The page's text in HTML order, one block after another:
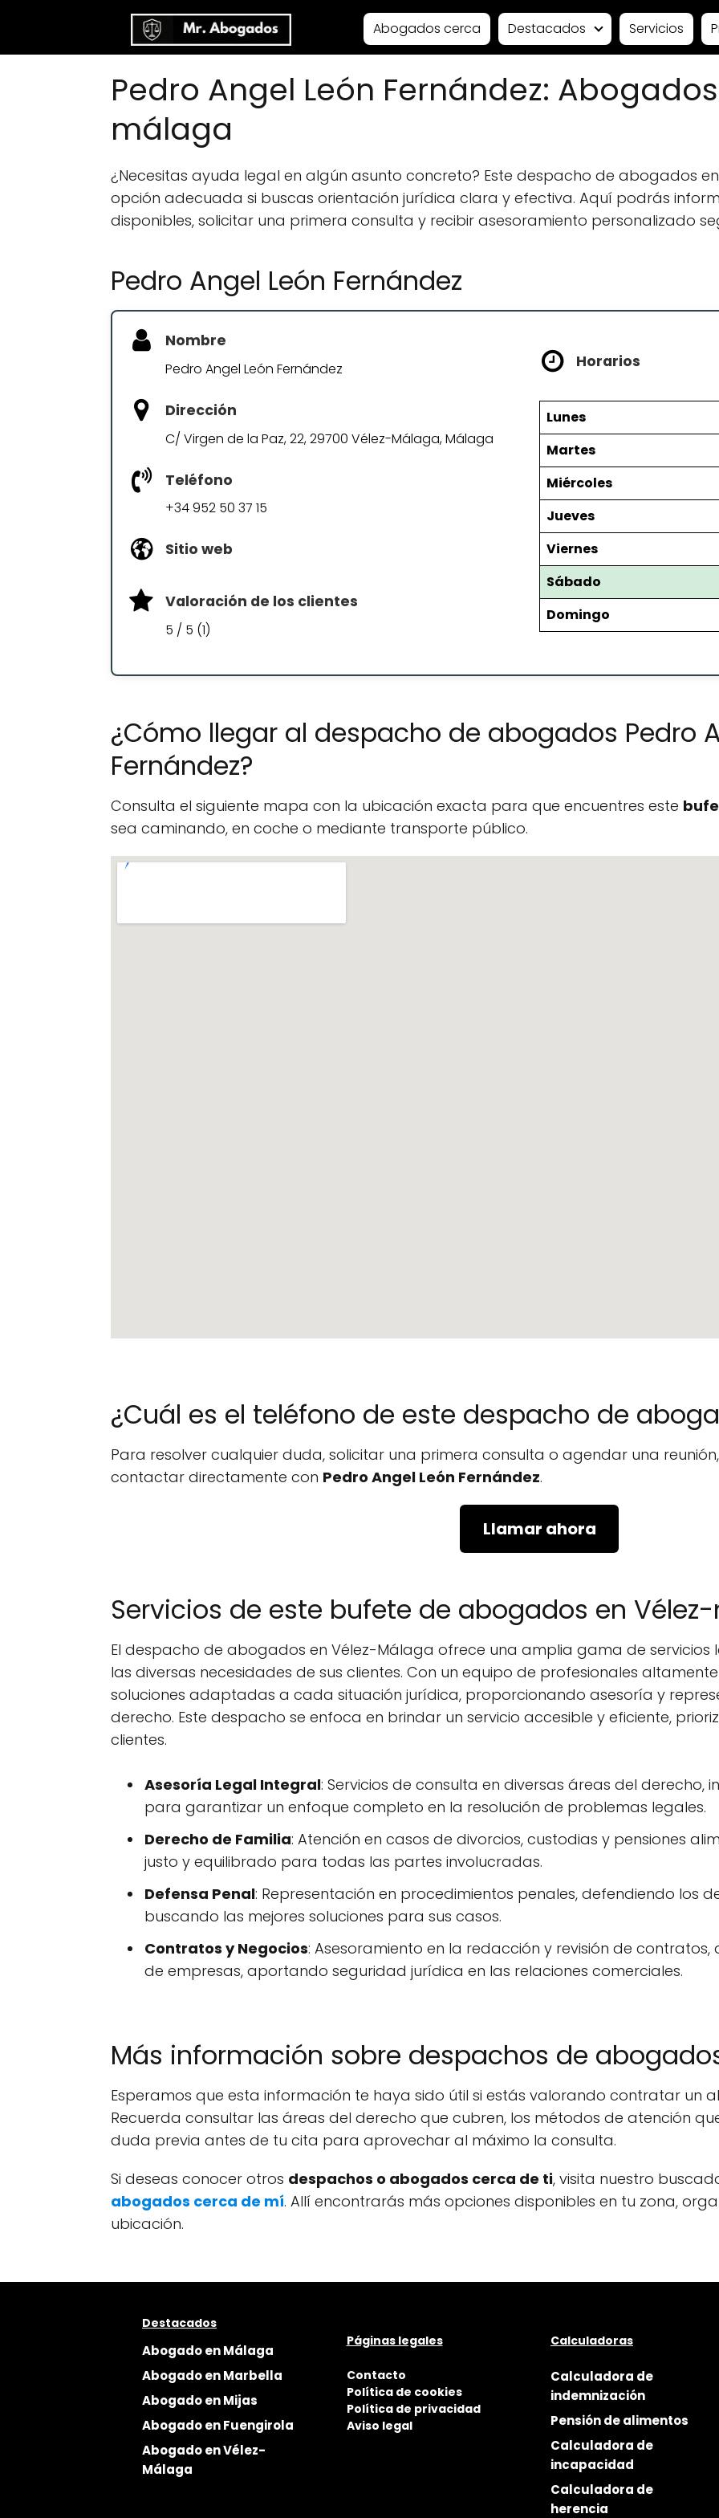
Abogados cerca Destacados Servicios
Pedro Angel León Fernández:
málaga
¿Necesitas ayuda legal en algún asunto concreto? Este despacho de abogados
opción adecuada si buscas orientación jurídica clara y efectiva. Aquí podrás
disponibles, solicitar una primera consulta y recibir asesoramiento personalizado
Pedro Angel León Fernández
Nombre
Pedro Angel León Fernández
Dirección
C/ Virgen de la Paz, 22, 29700 Vélez-Málaga, Málaga
Teléfono
+34 952 50 37 15
Sitio web
Valoración de los clientes
5 / 5 (1)
Horarios
Lunes
Martes
Miércoles
Jueves
Viernes
Sábado
Domingo
¿Cómo llegar al despacho de abogados Pedro
Fernández?
Consulta el siguiente mapa con la ubicación exacta para que encuentres este
sea caminando, en coche o mediante transporte público.
¿Cuál es el teléfono de este despacho de
Para resolver cualquier duda, solicitar una primera consulta o agendar una
contactar directamente con Pedro Angel León Fernández.
Llamar ahora
Servicios de este bufete de abogados en
El despacho de abogados en Vélez-Málaga ofrece una amplia gama de
las diversas necesidades de sus clientes. Con un equipo de profesionales
soluciones adaptadas a cada situación jurídica, proporcionando asesoría y
derecho. Este despacho se enfoca en brindar un servicio accesible y eficiente,
clientes.
Asesoría Legal Integral: Servicios de consulta en diversas áreas del derecho,
para garantizar un enfoque completo en la resolución de problemas legales.
Derecho de Familia: Atención en casos de divorcios, custodias y pensiones
justo y equilibrado para todas las partes involucradas.
Defensa Penal: Representación en procedimientos penales, defendiendo los
buscando las mejores soluciones para sus casos.
Contratos y Negocios: Asesoramiento en la redacción y revisión de
de empresas, aportando seguridad jurídica en las relaciones comerciales.
Más información sobre despachos de
Esperamos que esta información te haya sido útil si estás valorando contratar un
Recuerda consultar las áreas del derecho que cubren, los métodos de atención
duda previa antes de tu cita para aprovechar al máximo la consulta.
Si deseas conocer otros despachos o abogados cerca de ti, visita nuestro
abogados cerca de mí. Allí encontrarás más opciones disponibles en tu zona,
ubicación.
Destacados
Abogado en Málaga
Abogado en Marbella
Abogado en Mijas
Abogado en Fuengirola
Abogado en Vélez-
Málaga
Páginas legales
Contacto
Política de cookies
Política de privacidad
Aviso legal
Calculadoras
Calculadora de
indemnización
Pensión de alimentos
Calculadora de
incapacidad
Calculadora de
herencia